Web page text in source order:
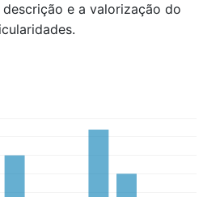
e a valorização do